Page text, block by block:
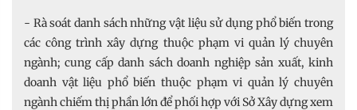
- Rà soát danh sách những vật liệu sử dụng phổ biến trong
các công trình xây dựng thuộc phạm vi quản lý chuyên
ngành; cung cấp danh sách doanh nghiệp sản xuất, kinh
doanh vật liệu phổ biến thuộc phạm vi quản lý chuyên
ngành chiếm thị phần lớn để phối hợp với Sở Xây dựng xem